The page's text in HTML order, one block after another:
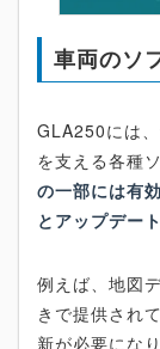
車両のソ
GLA250には
を支える各種
の一部には有
とアップデー
例えば、地図
きで提供され
新が必要になり